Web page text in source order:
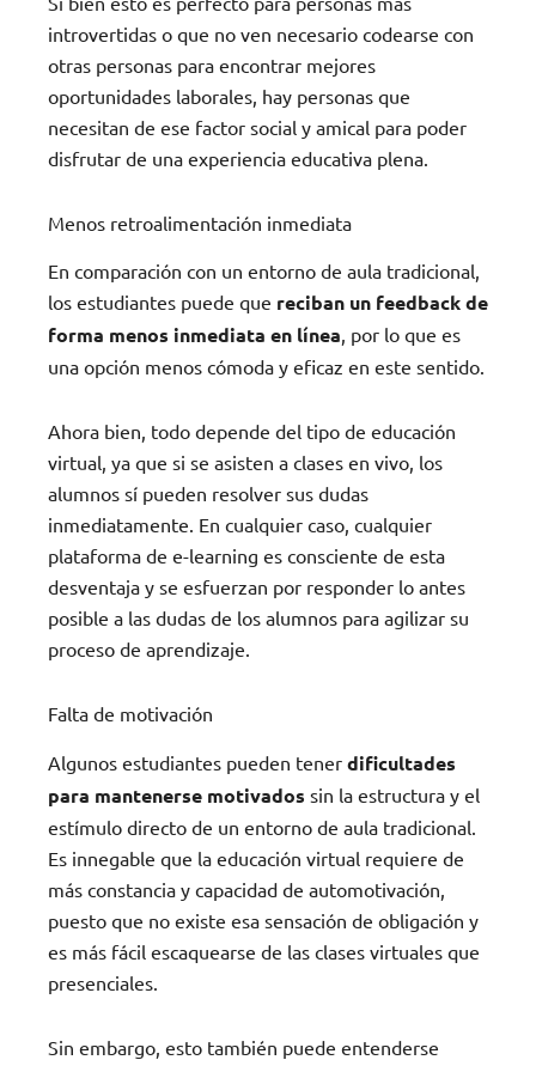
introvertidas o que no ven necesario codearse con
otras personas para encontrar mejores
oportunidades laborales, hay personas que
necesitan de ese factor social y amical para poder
disfrutar de una experiencia educativa plena.
Menos retroalimentación inmediata
En comparación con un entorno de aula tradicional,
los estudiantes puede que reciban un feedback de
forma menos inmediata en línea, por lo que es
una opción menos cómoda y eficaz en este sentido.
Ahora bien, todo depende del tipo de educación
virtual, ya que si se asisten a clases en vivo, los
alumnos sí pueden resolver sus dudas
inmediatamente. En cualquier caso, cualquier
plataforma de e-learning es consciente de esta
desventaja y se esfuerzan por responder lo antes
posible a las dudas de los alumnos para agilizar su
proceso de aprendizaje.
Falta de motivación
Algunos estudiantes pueden tener dificultades
para mantenerse motivados sin la estructura y el
estímulo directo de un entorno de aula tradicional.
Es innegable que la educación virtual requiere de
más constancia y capacidad de automotivación,
puesto que no existe esa sensación de obligación y
es más fácil escaquearse de las clases virtuales que
presenciales.
Sin embargo, esto también puede entenderse